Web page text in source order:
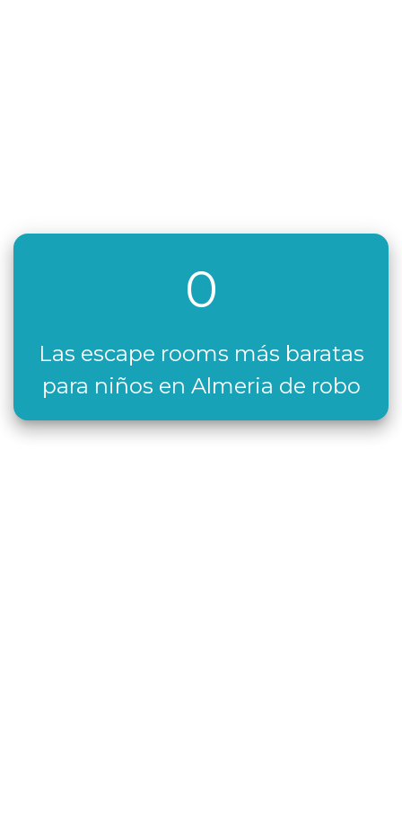
0
Las escape rooms más baratas
para niños en Almeria de robo